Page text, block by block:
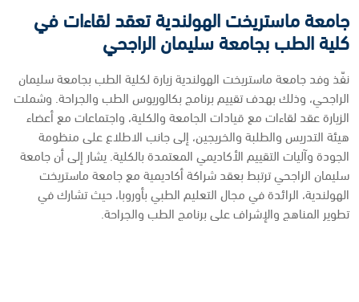
جامعة ماستريخت الهولندية تعقد لقاءات في
كلية الطب بجامعة سليمان الراجحي
نفّذ وفد جامعة ماستريخت الهولندية زيارة لكلية الطب بجامعة سليمان
الراجحي، وذلك بهدف تقييم برنامج بكالوريوس الطب والجراحة. وشملت
الزيارة عقد لقاءات مع قيادات الجامعة والكلية، واجتماعات مع أعضاء
هيئة التدريس والطلبة والخريجين، إلى جانب الاطلاع على منظومة
الجودة وآليات التقييم الأكاديمي المعتمدة بالكلية. يشار إلى أن جامعة
سليمان الراجحي ترتبط بعقد شراكة أكاديمية مع جامعة ماستريخت
الهولندية، الرائدة في مجال التعليم الطبي بأوروبا، حيث تشارك في
تطوير المناهج والإشراف على برنامج الطب والجراحة.